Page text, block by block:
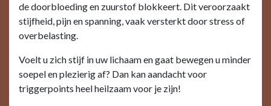
de doorbloeding en zuurstof blokkeert. Dit veroorzaakt
stijfheid, pijn en spanning, vaak versterkt door stress of
overbelasting.
Voelt u zich stijf in uw lichaam en gaat bewegen u minder
soepel en plezierig af? Dan kan aandacht voor
triggerpoints heel heilzaam voor je zijn!